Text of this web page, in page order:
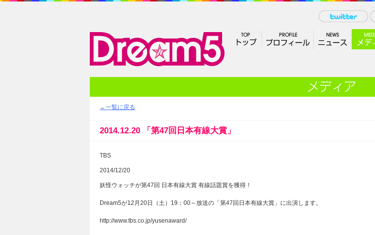
←一覧に戻る
2014.12.20 「第47回日本有線大賞」
TBS
2014/12/20
妖怪ウォッチが第47回 日本有線大賞 有線話題賞を獲得！
Dream5が12月20日（土）19：00～放送の「第47回日本有線大賞」に出演します。
http://www.tbs.co.jp/yusenaward/